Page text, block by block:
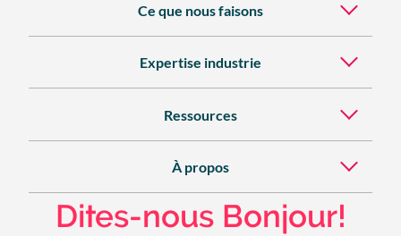
Ce que nous faisons
Expertise industrie
Ressources
À propos
Dites-nous Bonjour!